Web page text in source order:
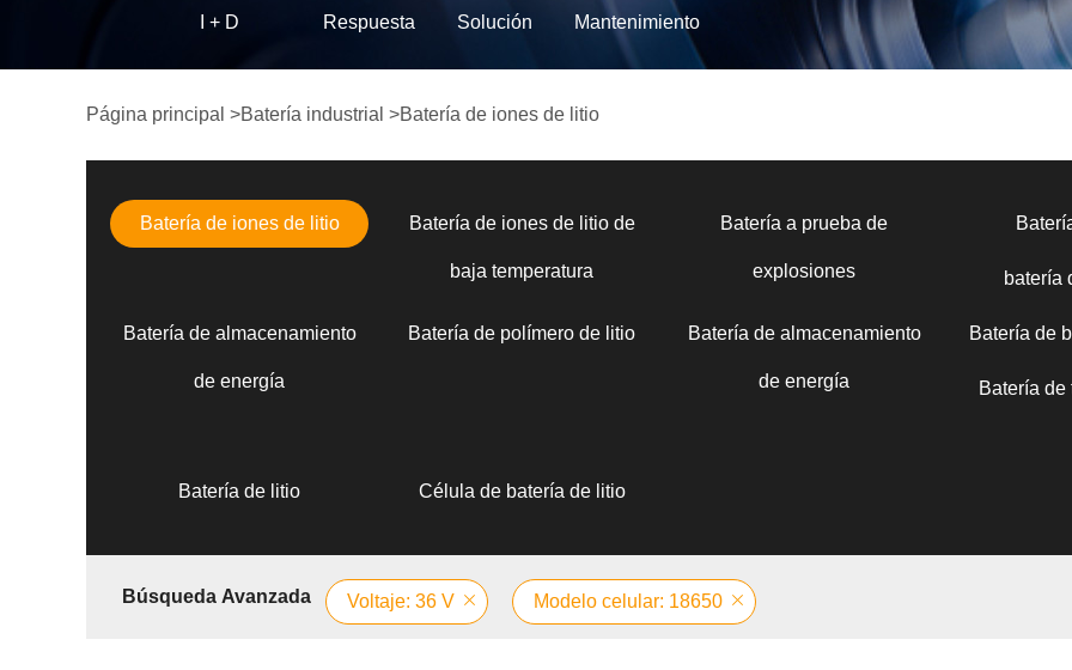
I + D
Respuesta
Solución
Mantenimiento
Página principal >Batería industrial >Batería de iones de litio
Batería de iones de litio Batería de iones de litio de
baja temperatura
Batería a prueba de
explosiones batería
Batería de almacenamiento
de energía
Batería de polímero de litio Batería de almacenamiento
de energía
Batería de
Batería
Batería de litio Célula de batería de litio
Búsqueda Avanzada Voltaje: 36 V Modelo celular: 18650